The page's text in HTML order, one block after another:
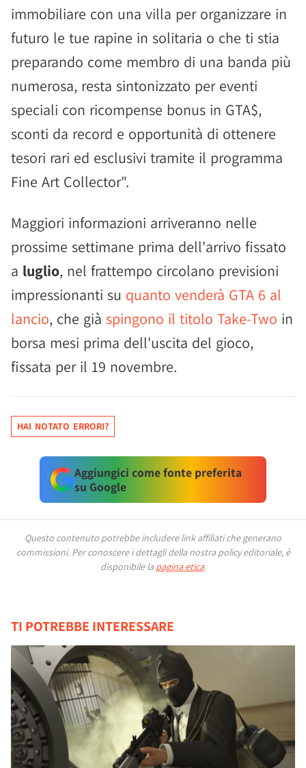
immobiliare con una villa per organizzare in
futuro le tue rapine in solitaria o che ti stia
preparando come membro di una banda più
numerosa, resta sintonizzato per eventi
speciali con ricompense bonus in GTA$,
sconti da record e opportunità di ottenere
tesori rari ed esclusivi tramite il programma
Fine Art Collector".
Maggiori informazioni arriveranno nelle
prossime settimane prima dell'arrivo fissato
a luglio, nel frattempo circolano previsioni
impressionanti su quanto venderà GTA 6 al
lancio, che già spingono il titolo Take-Two in
borsa mesi prima dell'uscita del gioco,
fissata per il 19 novembre.
HAI NOTATO ERRORI?
Aggiungici come fonte preferita
su Google
Questo contenuto potrebbe includere link affiliati che generano
commissioni. Per conoscere i dettagli della nostra policy editoriale, è
disponibile la pagina etica.
TI POTREBBE INTERESSARE